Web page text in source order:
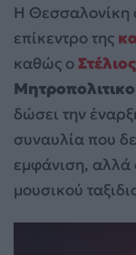
Η Θεσσαλονίκη
επίκεντρο της
καθώς ο
δώσει την
συναυλία που
εμφάνιση, αλλά
μουσικού